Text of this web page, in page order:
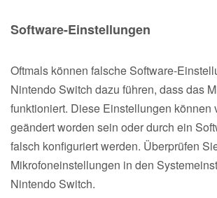
Software-Einstellungen
Oftmals können falsche Software-
Nintendo Switch dazu führen, dass das
funktioniert. Diese Einstellungen können
geändert worden sein oder durch ein
falsch konfiguriert werden. Überprüfen
Mikrofoneinstellungen in den
Nintendo Switch.